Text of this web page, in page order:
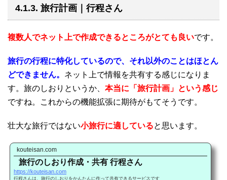
4.1.3. 旅行計画｜行程さん
複数人でネット上で作成できるところがとても良いです。
旅行の行程に特化しているので、それ以外のことはほとん
どできません。 ネット上で情報を共有する感じになりま
す。旅のしおりというか、 本当に「旅行計画」という感じ
ですね。これからの機能拡張に期待がもてそうです。
壮大な旅行ではない小旅行に適していると思います。
kouteisan.com
旅行のしおり作成・共有 行程さん
https://kouteisan.com
行程さんは、旅行のしおりをかんたんに作って共有できるサービスです